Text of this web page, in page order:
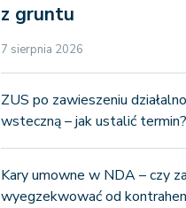
z gruntu
7 sierpnia 2026
ZUS po zawieszeniu
wsteczną – jak ustalić termin?
Kary umowne w NDA – czy
wyegzekwować od